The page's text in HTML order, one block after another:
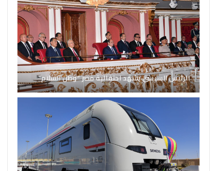
الرئيس السيسي يشهد احتفالية مصر “وطن السلام”